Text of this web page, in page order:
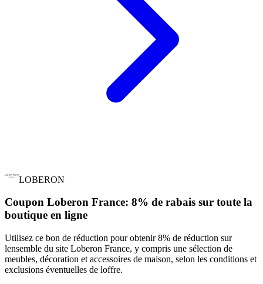
LOBERON
Coupon Loberon France: 8% de rabais sur toute la
boutique en ligne
Utilisez ce bon de réduction pour obtenir 8% de réduction sur
lensemble du site Loberon France, y compris une sélection de
meubles, décoration et accessoires de maison, selon les conditions et
exclusions éventuelles de loffre.